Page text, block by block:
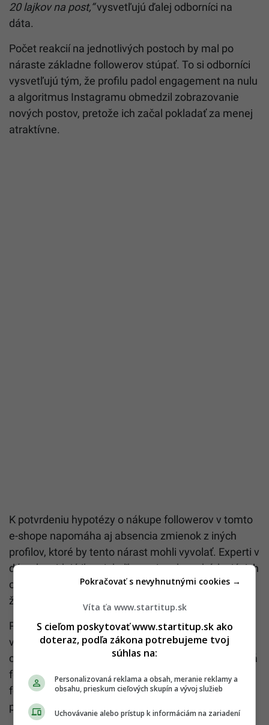
20 lajkov na post,“vysvetľujú ďalej odborníci na
dáta.
Počet reakcií na jednotlivých postoch by mal po
náraste základne followerov stúpať. To si odborníci
vysvetľujú tým, že profilu padol engagement na nulu
a algoritmus Instagramu obmedzil zobrazovanie
nových postov, pretože ich začal pokladať za menej
atraktívne.
K potvrdeniu hypotézy o nákupe followerov v tomto
e-shope napomáha aj absencia zmienok z iných
profilov, ktoré by tento nárast mohli vyvolať. Experti v
dátach evidujú iba niekoľko zmienok pochádzajúcich
od dvoch menších profilov, ktoré však neobsahovali
žiadnu výzvu na sledovanie e-shopu.
Pri hlbšom preskrollovaní followerov tohto profilu je
viditeľné aj veľké množstvo profilov s podozrivými
charakteristikami, ako je napríklad exotická profilová
fotka, exoticky znejúci názov profilu, nízky počet
followerov vlastného profilu alebo enormne vysoký
počet sledovaných profilov či ďalšie.
Víta ťa www.startitup.sk
S cieľom poskytovať www.startitup.sk ako
doteraz, podľa zákona potrebujeme tvoj
súhlas na:
Personalizovaná reklama a obsah, meranie reklamy a
obsahu, prieskum cieľových skupín a vývoj služieb
Uchovávanie alebo prístup k informáciám na zariadení
Pokračovať s nevyhnutnými cookies →